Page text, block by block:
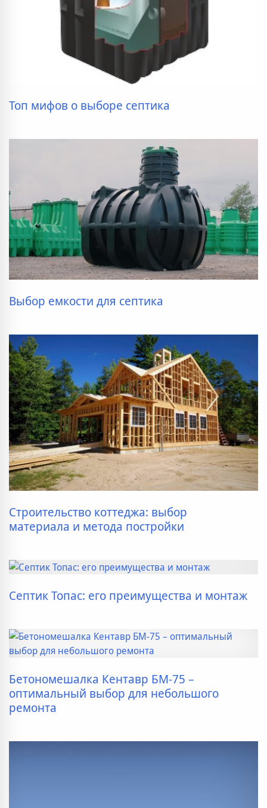
Топ мифов о выборе септика
Выбор емкости для септика
Строительство коттеджа: выбор
материала и метода постройки
Септик Топас: его преимущества и монтаж
Бетономешалка Кентавр БМ-75 –
оптимальный выбор для небольшого
ремонта